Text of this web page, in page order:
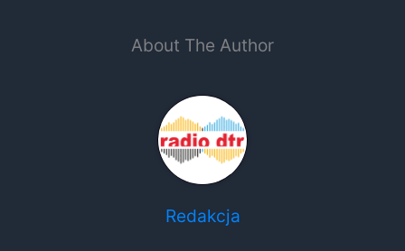
About The Author
Redakcja